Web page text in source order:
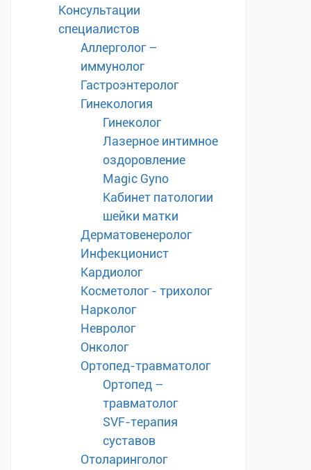
Консультации
специалистов
Аллерголог –
иммунолог
Гастроэнтеролог
Гинекология
Гинеколог
Лазерное интимное
оздоровление
Magic Gyno
Кабинет патологии
шейки матки
Дерматовенеролог
Инфекционист
Кардиолог
Косметолог - трихолог
Нарколог
Невролог
Онколог
Ортопед-травматолог
Ортопед –
травматолог
SVF-терапия
суставов
Отоларинголог